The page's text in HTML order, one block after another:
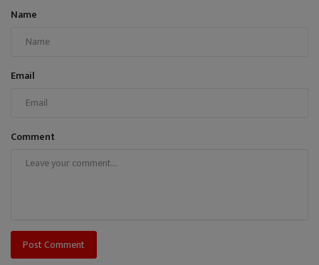
Name
Email
Comment
Post Comment